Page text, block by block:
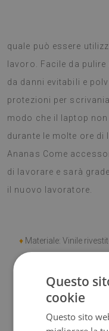
quale può essere
lavoro. Facile da
da danni evitabili e
protezioni per
modo che il laptop
durante le molte ore di
Ananas Come
di lavorare e sarà
il nuovo lavoratore.
♦ Materiale: Vinile
Elevata resistenza allo
non hanno
Questo
cookie
Questo sito